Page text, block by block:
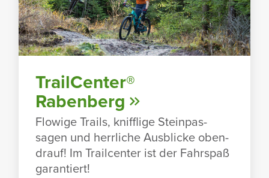
TrailCenter®
Raben­berg
Flowige Trails, kniff­lige Stein­pas­
sagen und herr­liche Ausblicke oben­
drauf! Im Trailcenter ist der Fahr­spaß
garan­tiert!